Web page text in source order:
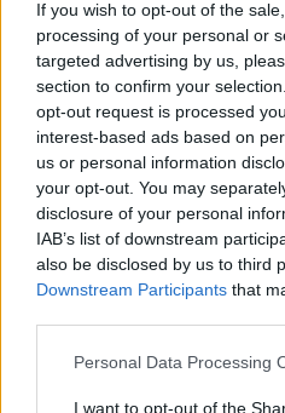
If you wish to opt-out of the
processing of your personal or
targeted advertising by us,
section to confirm your
opt-out request is processed
interest-based ads based on
us or personal information
your opt-out. You may
disclosure of your personal
IAB’s list of downstream
also be disclosed by us to third
Downstream Participants that
Please note that this website/
not limited to your visit or usage
Personal Data Processing
I want to opt-out of the